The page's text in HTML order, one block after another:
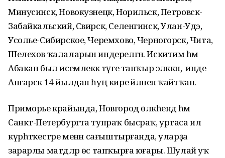
Минусинск, Новокузнецк, Норильск, Петровск-
Забайкальский, Свирск, Селенгинск, Улан-Удэ,
Усолье-Сибирское, Черемхово, Черногорск, Чита,
Шелехов ҡалаларын индерелгән. Искитим һәм
Абакан был исемлеккә тәүге тапҡыр эләккән, ә инде
Ангарск 14 йылдан һуң кире әйләнеп ҡайтҡан.
Приморье крайында, Новгород өлкәһендә һәм
Санкт-Петербургта тупраҡ бысраҡ, уртаса ил
күрһәткестәре менән сағыштырғанда, уларҙа
зарарлы матдәләр өс тапҡырға юғары. Шулай уҡ